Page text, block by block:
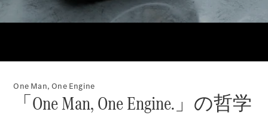
試乗リクエ
ショールー
Compact
One Man, One Engine
「One Man, One Engine.」の哲学